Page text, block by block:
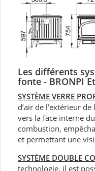
Les différents
fonte - BRONPI
SYSTÈME VERRE
d’air de l’extérieur
vers la face interne
combustion,
et permettant une
SYSTÈME DOUBLE
technologie, il est